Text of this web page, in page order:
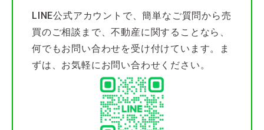
LINE公式アカウントで、簡単なご質問から売
買のご相談まで、不動産に関することなら、
何でもお問い合わせを受け付けています。ま
ずは、お気軽にお問い合わせください。